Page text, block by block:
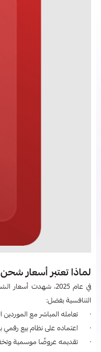
لماذا تعتبر أسعار شحن روبلوكس 2026 في لوك ستور
في عام 2025، شهدت
التنافسية بفضل:
· تعامله المباشر مع الموردين
· اعتماده على نظام بيع رقمي
· تقديمه عروضًا موسمية